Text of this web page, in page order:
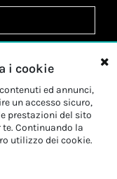
dei miei dati
dei miei dati
i cookie
ed annunci,
un accesso sicuro,
prestazioni del sito
Continuando la
utilizzo dei cookie.